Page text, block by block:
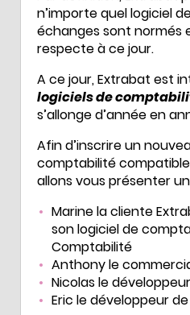
n’importe quel logiciel
échanges sont normés
respecte à ce jour.
A ce jour, Extrabat est
logiciels de
s’allonge d’année en
Afin d’inscrire un
comptabilité
allons vous présenter
Marine la cliente
son logiciel de
Comptabilité
Anthony le
Nicolas le
Eric le développeur